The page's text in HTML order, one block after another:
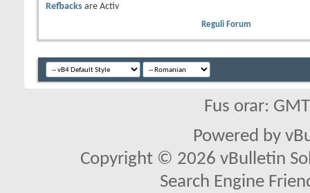
Refbacks are Activ
Reguli Forum
Fus orar:
Powered by
Copyright © 2026 vBulletin
Search Engine